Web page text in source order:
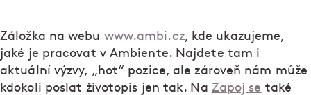
Záložka na webu www.ambi.cz, kde ukazujeme,
jaké je pracovat v Ambiente. Najdete tam i
aktuální výzvy, „hot“ pozice, ale zároveň nám může
kdokoli poslat životopis jen tak. Na Zapoj se také